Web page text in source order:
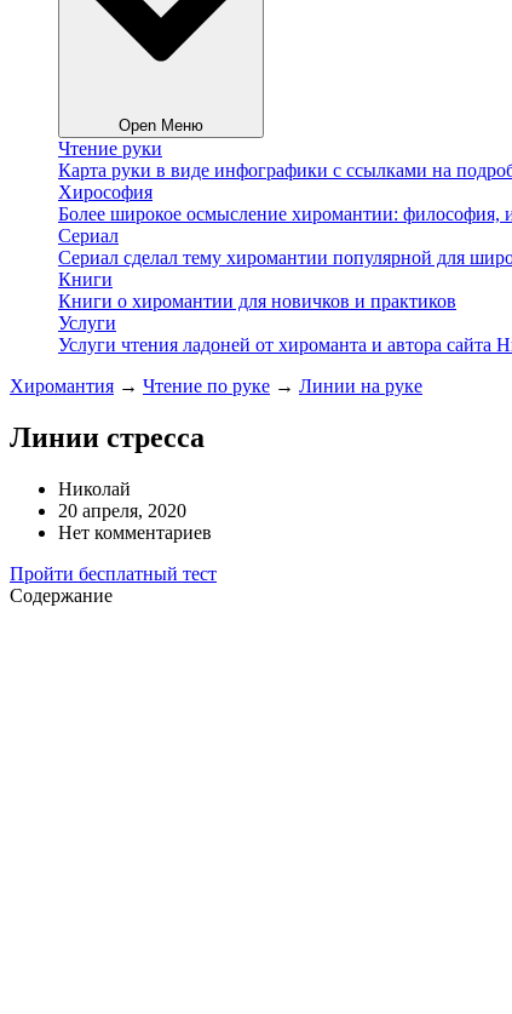
Open Меню
Чтение руки
Карта руки в виде инфографики с ссылками на
Хирософия
Более широкое осмысление хиромантии: философия,
Сериал
Сериал сделал тему хиромантии популярной для
Книги
Книги о хиромантии для новичков и практиков
Услуги
Услуги чтения ладоней от хироманта и автора сайта
Хиромантия → Чтение по руке → Линии на руке
Линии стресса
Николай
20 апреля, 2020
Нет комментариев
Пройти бесплатный тест
Содержание